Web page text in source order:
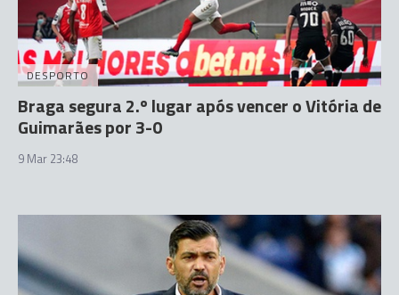
DESPORTO
Braga segura 2.º lugar após vencer o Vitória de
Guimarães por 3-0
9 Mar 23:48